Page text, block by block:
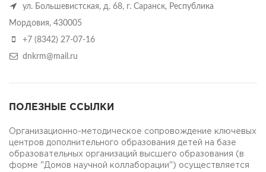
ул. Большевистская, д. 68, г. Саранск, Республика
Мордовия, 430005
+7 (8342) 27-07-16
dnkrm@mail.ru
ПОЛЕЗНЫЕ ССЫЛКИ
Организационно-методическое сопровождение ключевых
центров дополнительного образования детей на базе
образовательных организаций высшего образования (в
форме "Домов научной коллаборации") осуществляется